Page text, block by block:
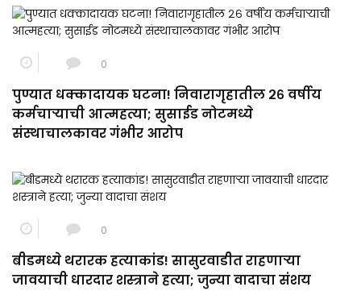
0
पुण्यात धक्कादायक घटना! निवारागृहातील २६ वर्षीय
कर्मचाऱ्याची आत्महत्या; सुसाईड नोटमध्ये
संस्थाचालकावर गंभीर आरोप
0
बीडमध्ये थरारक हत्याकांड! सासुरवाडीत राहणाऱ्या
जावयाची धारदार शस्त्राने हत्या; जुन्या वादाचा संशय